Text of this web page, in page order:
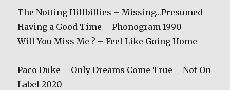
The Notting Hillbillies – Missing…Presumed
Having a Good Time – Phonogram 1990
Will You Miss Me ? – Feel Like Going Home
Paco Duke – Only Dreams Come True – Not On
Label 2020